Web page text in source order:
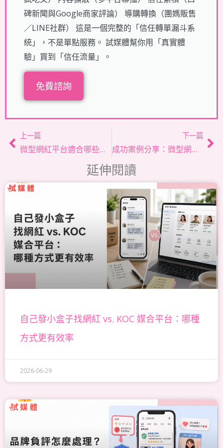
碑新聞與Google商家評論） 導購轉換（團媽販售
／LINE社群） 這是一個完整的「信任轉單漏斗系
統」，不是單點服務。 試媒體幫你用「真實體
驗」買到「信任流量」。
免費諮詢
上一頁
上一篇
微型網紅平台適合哪些產業或品牌？深入解析成功應用關鍵與選擇指南
下一篇
成功案例分享：微型網紅如何用真誠故事打造高忠誠粉絲？
下
延伸閱讀
自己發小盒子找網紅 vs. KOC 媒合平台：哪種
方式更有效率
2026-06-29
頁
面
頁
面
頁
面